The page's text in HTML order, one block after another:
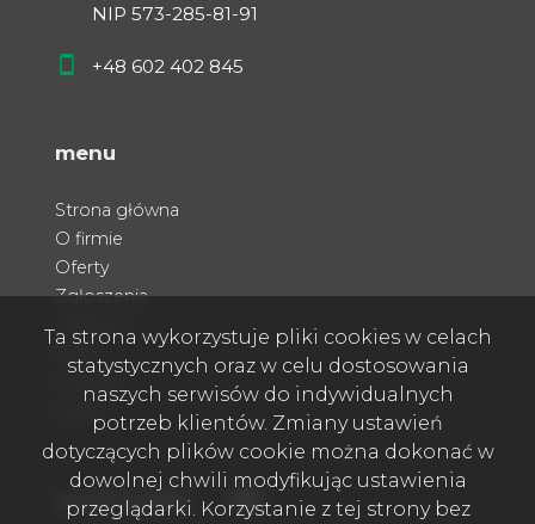
NIP 573-285-81-91
+48 602 402 845
menu
Strona główna
O firmie
Oferty
Zgłoszenia
Kontakt
social media Facebook
Facebook
Ta strona wykorzystuje pliki cookies w celach
statystycznych oraz w celu dostosowania
naszych serwisów do indywidualnych
potrzeb klientów. Zmiany ustawień
dotyczących plików cookie można dokonać w
dowolnej chwili modyfikując ustawienia
przeglądarki. Korzystanie z tej strony bez